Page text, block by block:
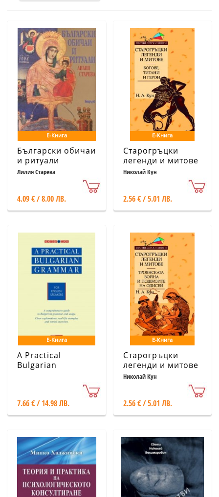
Е-Книга
Български обичаи
и ритуали
Лилия Старева
4.09 € / 8.00 ЛВ.
Е-Книга
Старогръцки
легенди и митове
т.1: Богове,
Николай Кун
2.56 € / 5.01 ЛВ.
Е-Книга
A Practical
Bulgarian
English Speakers/
7.66 € / 14.98 ЛВ.
Е-Книга
Старогръцки
легенди и митове
т.2: Троянската
Одисей
Николай Кун
2.56 € / 5.01 ЛВ.